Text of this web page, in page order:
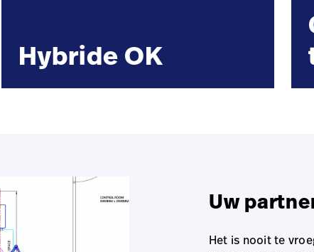
Hybride OK
Uw
Het is nooit te